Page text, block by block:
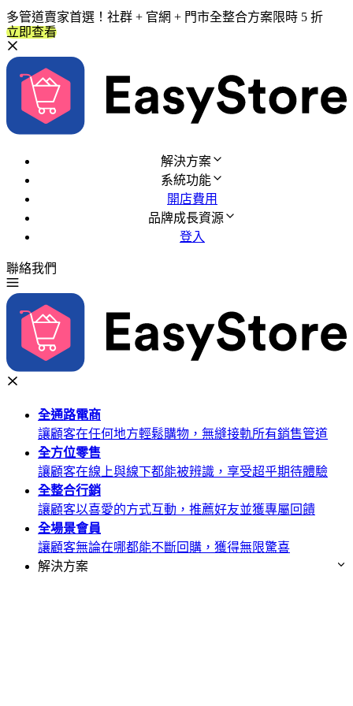
多管道賣家首選！社群 + 官網 + 門市全整合方案限時 5 折
立即查看
解決方案
系統功能
開店費用
品牌成長資源
登入
聯絡我們
全通路電商
讓顧客在任何地方輕鬆購物，無縫接軌所有銷售管道
全方位零售
讓顧客在線上與線下都能被辨識，享受超乎期待體驗
全整合行銷
讓顧客以喜愛的方式互動，推薦好友並獲專屬回饋
全場景會員
讓顧客無論在哪都能不斷回購，獲得無限驚喜
解決方案